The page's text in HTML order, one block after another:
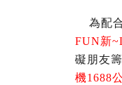
為配合
FUN新
礙朋友
機1688